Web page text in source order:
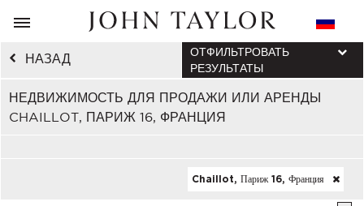
НАЗАД
НЕДВИЖИМОСТЬ ДЛЯ ПРОДАЖИ ИЛИ АРЕНДЫ
CHAILLOT, ПАРИЖ 16, ФРАНЦИЯ
ОТФИЛЬТРОВАТЬ
РЕЗУЛЬТАТЫ
Chaillot, Париж 16, Франция